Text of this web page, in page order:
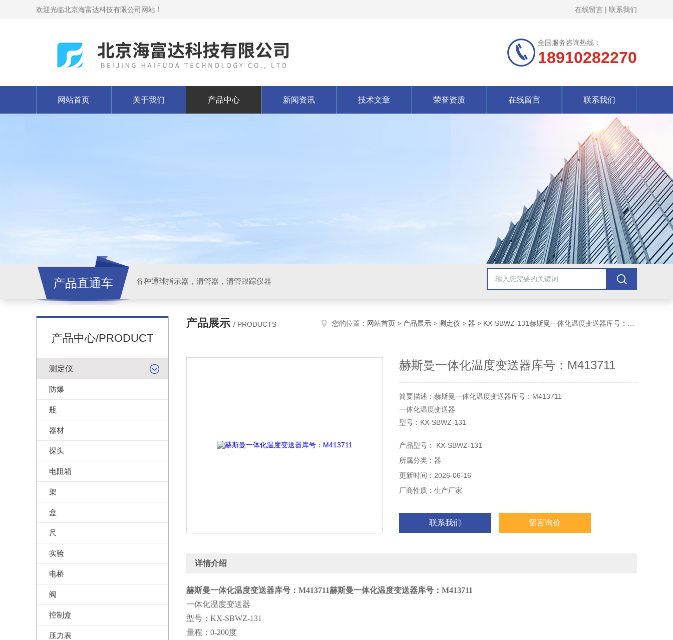
欢迎光临北京海富达科技有限公司网站！ 在线留言 | 联系我们
全国服务咨询热线：
18910282270
网站首页 关于我们 产品中心 新闻资讯 技术文章 荣誉资质 在线留言 联系我们
产品直通车 各种通球指示器，清管器，清管跟踪仪器
产品中心/PRODUCT
测定仪
防爆
瓶
器材
探头
电阻箱
架
盒
尺
实验
电桥
阀
控制盒
压力表
产品展示 / PRODUCTS 您的位置： 网站首页 > 产品展示 > 测定仪 > 器 > KX-SBWZ-131赫斯曼一体化温度变送器库号：M413711
赫斯曼一体化温度变送器库号：M413711
简要描述：赫斯曼一体化温度变送器库号：M413711
一体化温度变送器
型号：KX-SBWZ-131
输出：0-10V
接线：1正，2负
精度：±0.2%FS
电源：DC24V
螺纹：M20*1.5
不带显示（或带显示，可按用户要求定制）
产品型号： KX-SBWZ-131
所属分类：器
更新时间：2026-06-16
厂商性质：生产厂家
联系我们 留言询价
详情介绍
赫斯曼一体化温度变送器库号：M413711赫斯曼一体化温度变送器库号：M413711
一体化温度变送器
型号：KX-SBWZ-131
量程：0-200度